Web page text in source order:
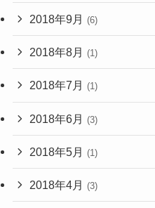
2018年9月 (6)
2018年8月 (1)
2018年7月 (1)
2018年6月 (3)
2018年5月 (1)
2018年4月 (3)